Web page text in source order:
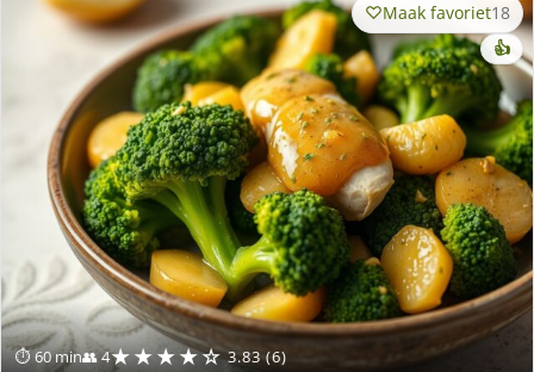
⏱ 60 min👥 4★★★★☆ 3.83 (6)
Maak favoriet18
👍